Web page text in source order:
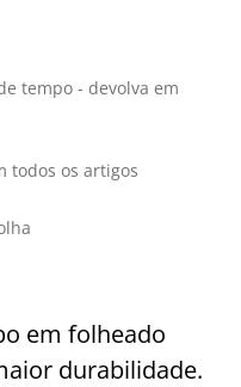
tempo - devolva em
todos os artigos
em folheado
durabilidade.